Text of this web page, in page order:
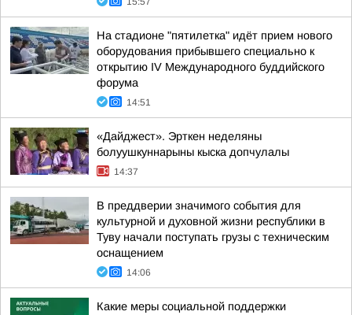
На стадионе "пятилетка" идёт прием нового
оборудования прибывшего специально к
открытию IV Международного буддийского
форума
14:51
«Дайджест». Эрткен неделяны
болуушкуннарыны кыска допчулалы
14:37
В преддверии значимого события для
культурной и духовной жизни республики в
Туву начали поступать грузы с техническим
оснащением
14:06
Какие меры социальной поддержки